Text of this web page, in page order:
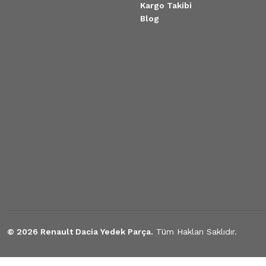
Kargo Takibi
Blog
© 2026 Renault Dacia Yedek Parça. Tüm Hakları Saklıdır.